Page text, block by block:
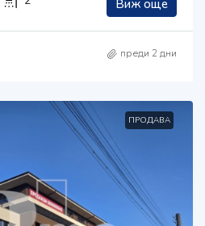
Виж още
преди 2 дни
ПРОДАВА